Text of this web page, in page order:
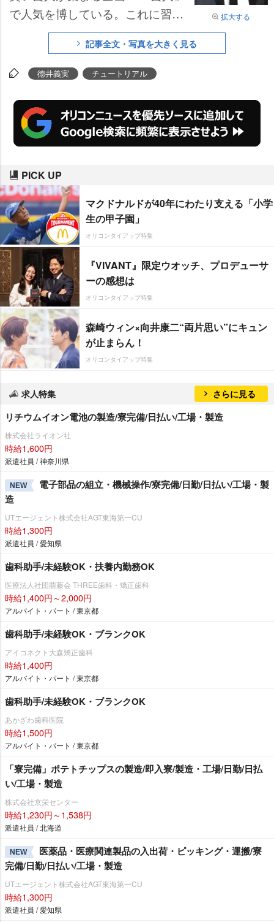
拡大する
で人気を博している。これに習
い、オリコンでは春間近でファッ
ションが盛んなこの季節に合わせ
『オシャレ芸人』をテーマに、10
実施。その結果、1位には同番組
で“ハンサム芸人”としても名高い
チュートリアルの【徳井義実】が
記事全文・写真を大きく見る
徳井義実 チュートリアル
PICK UP
マクドナルドが40年にわたり支える「小学
生の甲子園」
オリコンタイアップ特集
『VIVANT』限定ウオッチ、プロデューサ
ーの感想は
オリコンタイアップ特集
森崎ウィン×向井康二“両片思い”にキュン
が止まらん！
オリコンタイアップ特集
求人特集 さらに見る
リチウムイオン電池の製造/寮完備/日払い/工場・製造
株式会社ライオン社
時給1,600円
派遣社員 / 神奈川県
NEW
電子部品の組立・機械操作/寮完備/日勤/日払い/工場・製
造
UTエージェント株式会社AGT東海第一CU
時給1,300円
派遣社員 / 愛知県
歯科助手/未経験OK・扶養内勤務OK
医療法人社団萠藤会 THREE歯科・矯正歯科
時給1,400円～2,000円
アルバイト・パート / 東京都
歯科助手/未経験OK・ブランクOK
アイコネクト大森矯正歯科
時給1,400円
アルバイト・パート / 東京都
歯科助手/未経験OK・ブランクOK
あかざわ歯科医院
時給1,500円
アルバイト・パート / 東京都
「寮完備」ポテトチップスの製造/即入寮/製造・工場/日勤/日払
い/工場・製造
株式会社京栄センター
時給1,230円～1,538円
派遣社員 / 北海道
NEW
医薬品・医療関連製品の入出荷・ピッキング・運搬/寮
完備/日勤/日払い/工場・製造
UTエージェント株式会社AGT東海第一CU
時給1,300円
派遣社員 / 愛知県